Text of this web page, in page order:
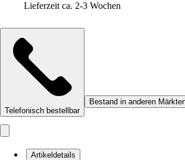
Lieferzeit ca. 2-3 Wochen
Telefonisch bestellbar
Bestand in anderen
Artikeldetails